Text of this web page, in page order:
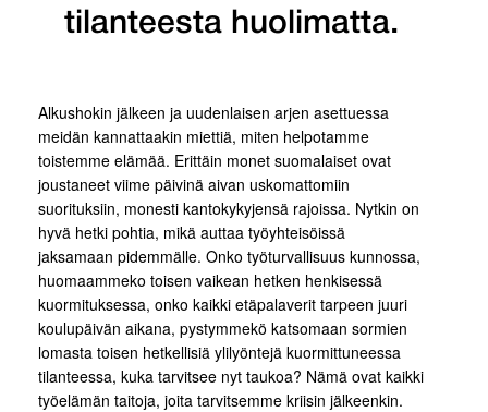
tilanteesta huolimatta.
Alkushokin jälkeen ja uudenlaisen arjen asettuessa
meidän kannattaakin miettiä, miten helpotamme
toistemme elämää. Erittäin monet suomalaiset ovat
joustaneet viime päivinä aivan uskomattomiin
suorituksiin, monesti kantokykyjensä rajoissa. Nytkin on
hyvä hetki pohtia, mikä auttaa työyhteisöissä
jaksamaan pidemmälle. Onko työturvallisuus kunnossa,
huomaammeko toisen vaikean hetken henkisessä
kuormituksessa, onko kaikki etäpalaverit tarpeen juuri
koulupäivän aikana, pystymmekö katsomaan sormien
lomasta toisen hetkellisiä ylilyöntejä kuormittuneessa
tilanteessa, kuka tarvitsee nyt taukoa? Nämä ovat kaikki
työelämän taitoja, joita tarvitsemme kriisin jälkeenkin.